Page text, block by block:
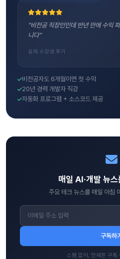
"비전공 직장인인데 반년 만에 수익
니다"
실제 수강생 후기
비전공자도 6개월이면 첫 수익
20년 경력 개발자 직강
자동화 프로그램 + 소스코드 제공
매일 AI·개발 뉴
주요 테크 뉴스를 매일 아침
구독하
스팸 없이, 언제든 구독